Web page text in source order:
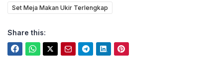
Set Meja Makan Ukir Terlengkap
Share this: